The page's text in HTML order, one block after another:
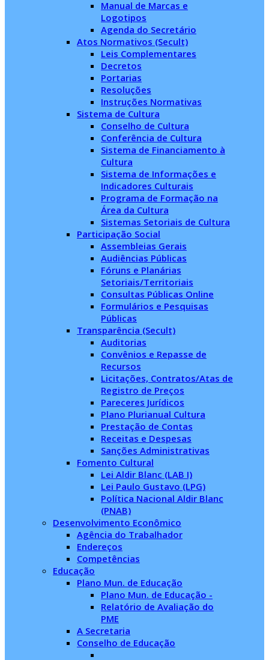
Manual de Marcas e
Logotipos
Agenda do Secretário
Atos Normativos (Secult)
Leis Complementares
Decretos
Portarias
Resoluções
Instruções Normativas
Sistema de Cultura
Conselho de Cultura
Conferência de Cultura
Sistema de Financiamento à
Cultura
Sistema de Informações e
Indicadores Culturais
Programa de Formação na
Área da Cultura
Sistemas Setoriais de Cultura
Participação Social
Assembleias Gerais
Audiências Públicas
Fóruns e Planárias
Setoriais/Territoriais
Consultas Públicas Online
Formulários e Pesquisas
Públicas
Transparência (Secult)
Auditorias
Convênios e Repasse de
Recursos
Licitações, Contratos/Atas de
Registro de Preços
Pareceres Jurídicos
Plano Plurianual Cultura
Prestação de Contas
Receitas e Despesas
Sanções Administrativas
Fomento Cultural
Lei Aldir Blanc (LAB I)
Lei Paulo Gustavo (LPG)
Política Nacional Aldir Blanc
(PNAB)
Desenvolvimento Econômico
Agência do Trabalhador
Endereços
Competências
Educação
Plano Mun. de Educação
Plano Mun. de Educação -
Relatório de Avaliação do
PME
A Secretaria
Conselho de Educação